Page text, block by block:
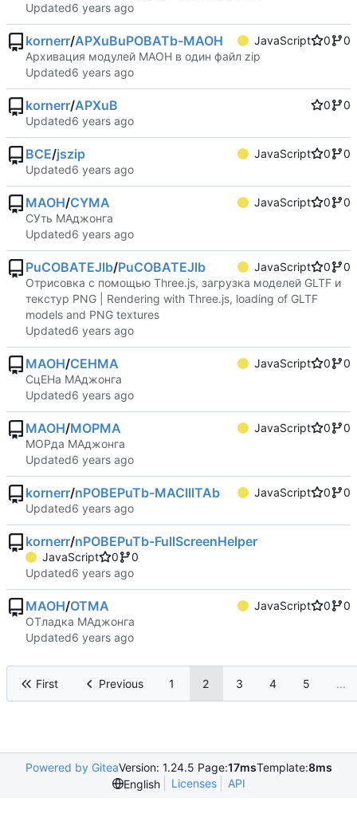
Updated
kornerr/APXuBuPOBATb-MAOH JavaScript 0
0
Архивация модулей MAOH в один файл zip
Updated
kornerr/APXuB 0
0
Updated
BCE/jszip JavaScript 0
0
Updated
MAOH/CYMA JavaScript 0
0
СУть МАджонга
Updated
PuCOBATEJlb/PuCOBATEJlb JavaScript 0
0
Отрисовка с помощью Three.js, загрузка моделей GLTF и
текстур PNG | Rendering with Three.js, loading of GLTF
models and PNG textures
Updated
MAOH/CEHMA JavaScript 0
0
СцЕНа МАджонга
Updated
MAOH/MOPMA JavaScript 0
0
МОРда МАджонга
Updated
kornerr/nPOBEPuTb-MAClllTAb JavaScript 0
0
Updated
kornerr/nPOBEPuTb-FullScreenHelper
JavaScript 0
0
Updated
MAOH/OTMA JavaScript 0
0
ОТладка МАджонга
Updated
First Previous 1 2 3 4 5 ...
Powered by GiteaVersion: 1.24.5 Page:17msTemplate:8ms
English
Licenses API